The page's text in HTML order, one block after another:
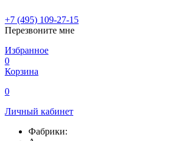
+7 (495) 109-27-15
Перезвоните мне
Избранное
0
Корзина
0
Личный кабинет
Фабрики: